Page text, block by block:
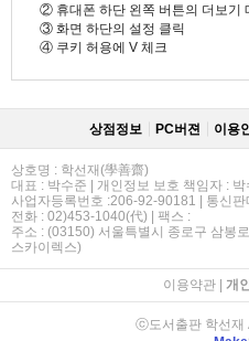
② 휴대폰 하단 왼쪽 버튼의 더보기
③ 화면 하단의 설정 클릭
④ 쿠키 허용에 V 체크
상점정보 PC버젼 이용
상호명 : 학선재(學善齋)
대표 : 박수준 | 개인정보 보호 책임자 : 박
사업자등록번호 :206-92-90181 | 통신
전화 : 02)453-1040(代) | 팩스 :
주소 : (03150) 서울특별시 종로구 삼봉
스카이렉스)
이용약관| 개
ⓒ도서출판 학선재